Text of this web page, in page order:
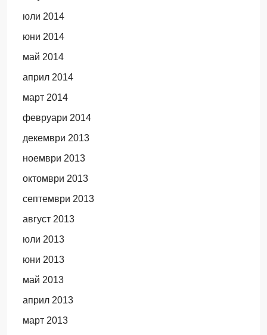
юли 2014
юни 2014
май 2014
април 2014
март 2014
февруари 2014
декември 2013
ноември 2013
октомври 2013
септември 2013
август 2013
юли 2013
юни 2013
май 2013
април 2013
март 2013